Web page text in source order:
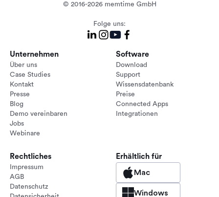
© 2016-2026 memtime GmbH
Folge uns:
Unternehmen
Über uns
Case Studies
Kontakt
Presse
Blog
Demo vereinbaren
Jobs
Webinare
Software
Download
Support
Wissensdatenbank
Preise
Connected Apps
Integrationen
Rechtliches
Impressum
AGB
Datenschutz
Erhältlich für
Mac
Windows